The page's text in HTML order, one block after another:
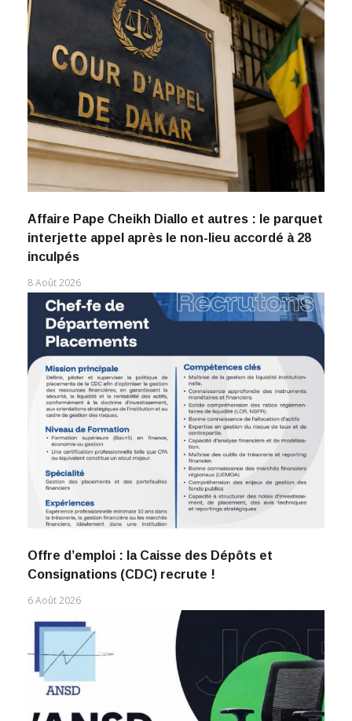
Affaire Pape Cheikh Diallo et autres : le parquet
interjette appel après le non-lieu accordé à 28
inculpés
8 Août 2026
Offre d’emploi : la Caisse des Dépôts et
Consignations (CDC) recrute !
6 Août 2026